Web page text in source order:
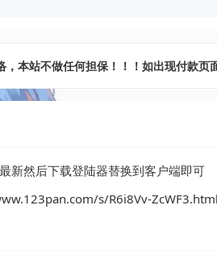
本站不做任何担保！！！如出现付款页
新然后下载登陆器替换到客户端即可
s/R6i8Vv-ZcWF3.html